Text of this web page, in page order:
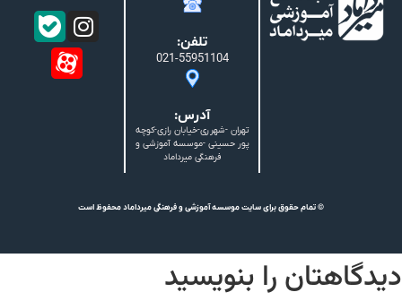
تلفن:
021-55951104
آدرس:
تهران -شهرری-خیابان رازی-کوچه
پور حسینی -موسسه آموزشی و
فرهنگی میرداماد
© تمام حقوق برای سایت موسسه آموزشی و فرهنگی میرداماد محفوظ است
دیدگاهتان را بنویسید